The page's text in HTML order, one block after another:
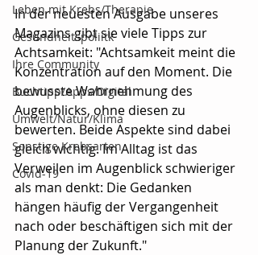
Leben mit Krebs/Therapie
Gesundheitspoliitk
Ihre Community
Buchtipp/Apps/Digital
Umwelt/Natur/Klima
Sonstige Krebsarten
Covid-19
In der neuesten Ausgabe unseres
Magazins gibt sie viele Tipps zur
Achtsamkeit: "Achtsamkeit meint die
Konzentration auf den Moment. Die
bewusste Wahrnehmung des
Augenblicks, ohne diesen zu
bewerten. Beide Aspekte sind dabei
gleich wichtig. Im Alltag ist das
Verweilen im Augenblick schwieriger
als man denkt: Die Gedanken
hängen häufig der Vergangenheit
nach oder beschäftigen sich mit der
Planung der Zukunft."